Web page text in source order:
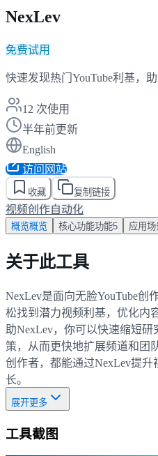
NexLev
免费试用
快速发现热门YouTube利基，
12 次使用
半年前更新
English
访问网站
收藏 复制链接
视频创作自动化
概览概览 核心功能功能5 应用场
关于此工具
NexLev是面向无脸YouTube创
松找到潜力视频利基，优化内
助NexLev，你可以快速缩短
策，从而更快地扩展频道和团
创作者，都能通过NexLev提
长。
展开更多
工具截图